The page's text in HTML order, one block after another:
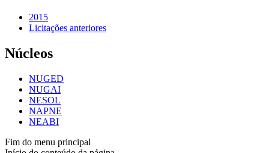
2015
Licitações anteriores
Núcleos
NUGED
NUGAI
NESOL
NAPNE
NEABI
Fim do menu principal